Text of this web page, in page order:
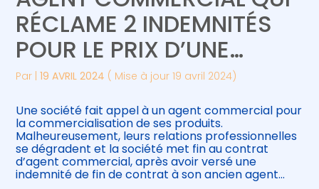
Piloter votre entreprise
Développer votre entreprise
Être prêt pour la facturation
électronique
Gérer vos ressources humaines
RÉCLAME 2 INDEMNITÉS
POUR LE PRIX D’UNE…
Par |19 AVRIL 2024 ( Mise à jour 19 avril 2024)
Une société fait appel à un agent commercial pour
la commercialisation de ses produits.
Malheureusement, leurs relations professionnelles
se dégradent et la société met fin au contrat
d’agent commercial, après avoir versé une
indemnité de fin de contrat à son ancien agent…